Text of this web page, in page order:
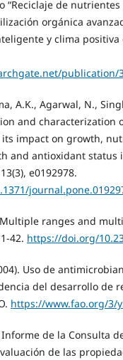
“Reciclaje de
orgánica
y clima positiva
publication/
A.K., Agarwal, N.,
and characterization
impact on growth,
and antioxidant status
e0192978.
ranges and
42. https://doi.org/
Uso de
del desarrollo de
https://www.fao.org/3/
Informe de la Consulta
de las